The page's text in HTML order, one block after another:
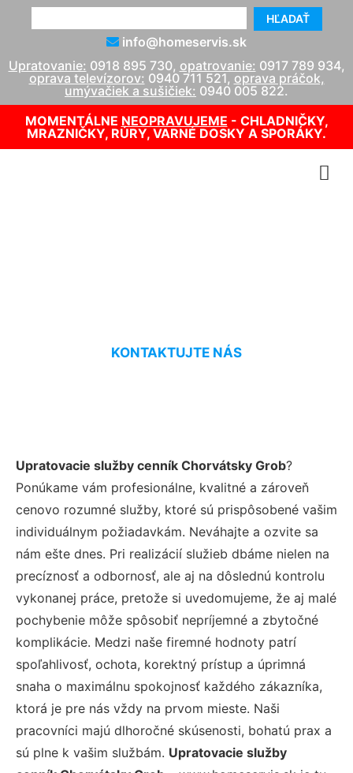
HĽADAŤ
info@homeservis.sk
Upratovanie: 0918 895 730, opatrovanie: 0917 789 934,
oprava televízorov: 0940 711 521, oprava práčok,
umývačiek a sušičiek: 0940 005 822.
MOMENTÁLNE NEOPRAVUJEME - CHLADNIČKY,
MRAZNIČKY, RÚRY, VARNÉ DOSKY A SPORÁKY.
KONTAKTUJTE NÁS
Upratovacie služby cenník Chorvátsky Grob?
Ponúkame vám profesionálne, kvalitné a zároveň
cenovo rozumné služby, ktoré sú prispôsobené vašim
individuálnym požiadavkám. Neváhajte a ozvite sa
nám ešte dnes. Pri realizácií služieb dbáme nielen na
precíznosť a odbornosť, ale aj na dôslednú kontrolu
vykonanej práce, pretože si uvedomujeme, že aj malé
pochybenie môže spôsobiť nepríjemné a zbytočné
komplikácie. Medzi naše firemné hodnoty patrí
spoľahlivosť, ochota, korektný prístup a úprimná
snaha o maximálnu spokojnosť každého zákazníka,
ktorá je pre nás vždy na prvom mieste. Naši
pracovníci majú dlhoročné skúsenosti, bohatú prax a
sú plne k vašim službám. Upratovacie služby